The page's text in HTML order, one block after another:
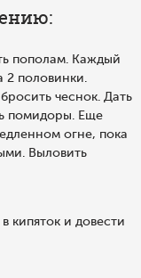
пополам. Каждый
2 половинки.
чеснок. Дать
помидоры. Еще
огне, пока
Выловить
кипяток и довести